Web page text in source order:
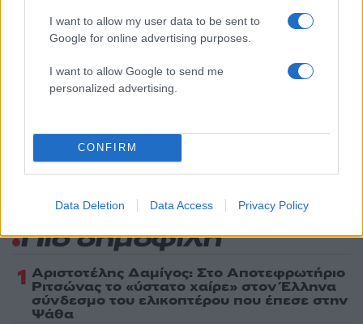
I want to allow my user data to be sent to
Google for online advertising purposes.
I want to allow Google to send me
personalized advertising.
CONFIRM
Data Deletion Data Access Privacy Policy
Επιχειρήσεις
Share:
τελευταία νέατης ημέρας
Πιο δημοφιλή
1 Αριστοτέλης Δαμίγος: Στο Αποτεφρωτήριο
Ριτσώνας το «ύστατο χαίρε» στον Έλληνα
σύνδεσμο του ελικοπτέρου που έπεσε στην
Ψάθα